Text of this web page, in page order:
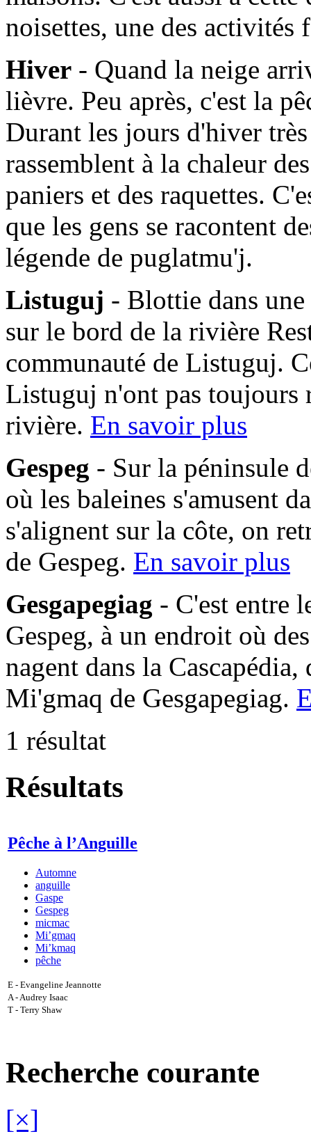
noisettes, une des
Hiver - Quand la neige
lièvre. Peu après, c'est la
Durant les jours d'hiver
rassemblent à la chaleur
paniers et des raquettes.
que les gens se racontent
légende de puglatmu'j.
Listuguj - Blottie dans une
sur le bord de la rivière
communauté de Listuguj.
Listuguj n'ont pas toujours
rivière. En savoir plus
Gespeg - Sur la péninsule
où les baleines s'amusent
s'alignent sur la côte, on
de Gespeg. En savoir plus
Gesgapegiag - C'est entre
Gespeg, à un endroit où
nagent dans la
Mi'gmaq de Gesgapegiag.
1 résultat
Résultats
Pêche à l’Anguille
Automne
anguille
Gaspe
Gespeg
micmac
Mi’gmaq
Mi’kmaq
pêche
E - Evangeline Jeannotte
A - Audrey Isaac
T - Terry Shaw
Recherche courante
[×]